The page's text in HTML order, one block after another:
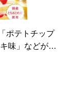
ポテトチップ
味」などが登